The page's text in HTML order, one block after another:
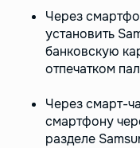
Через
установить
банковскую
отпечатком
Через смарт-
смартфону
разделе